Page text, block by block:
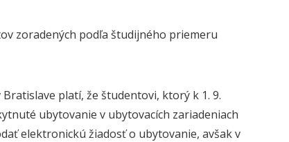
zoradených podľa študijného priemeru
platí, že študentovi, ktorý k 1. 9.
ubytovanie v ubytovacích zariadeniach
elektronickú žiadosť o ubytovanie, avšak v